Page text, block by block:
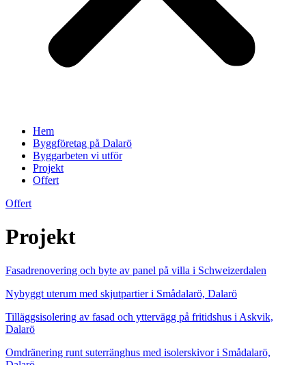
Hem
Byggföretag på Dalarö
Byggarbeten vi utför
Projekt
Offert
Offert
Projekt
Fasadrenovering och byte av panel på villa i Schweizerdalen
Nybyggt uterum med skjutpartier i Smådalarö, Dalarö
Tilläggsisolering av fasad och yttervägg på fritidshus i Askvik,
Dalarö
Omdränering runt suterränghus med isolerskivor i Smådalarö,